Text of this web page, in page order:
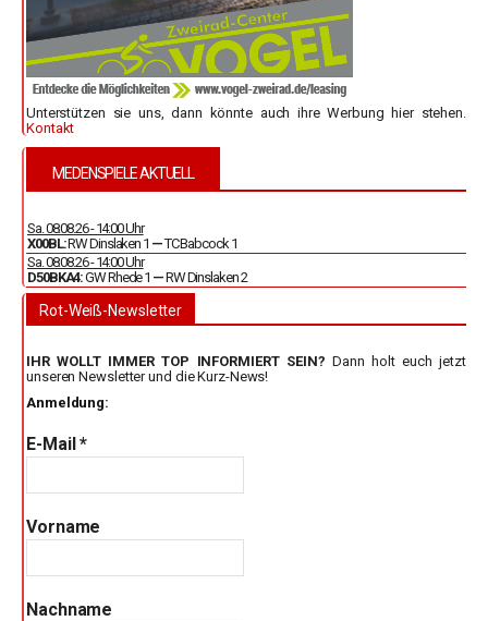
Unterstützen sie uns, dann könnte auch ihre Werbung hier stehen.
Kontakt
MEDENSPIELE AKTUELL
Sa. 08.08.26 - 14:00 Uhr
X00BL:RW Dinslaken 1 —TC Babcock 1
Sa. 08.08.26 - 14:00 Uhr
D50BKA4:GW Rhede 1 —RW Dinslaken 2
Rot-Weiß-Newsletter
IHR WOLLT IMMER TOP INFORMIERT SEIN? Dann holt euch jetzt
unseren Newsletter und die Kurz-News!
Anmeldung:
E-Mail*
Vorname
Nachname